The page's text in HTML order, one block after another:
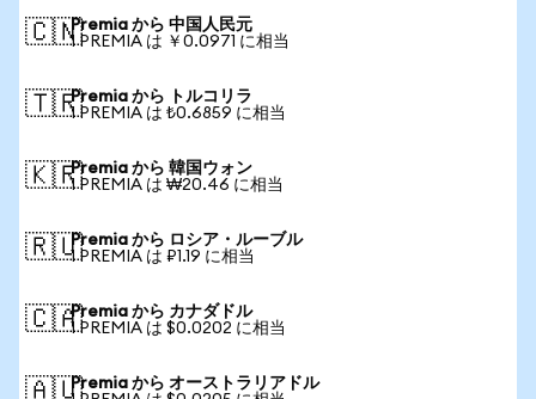
🇨🇳Premia から 中国人民元
1 PREMIA は ￥0.0971 に相当
🇹🇷Premia から トルコリラ
1 PREMIA は ₺0.6859 に相当
🇰🇷Premia から 韓国ウォン
1 PREMIA は ₩20.46 に相当
🇷🇺Premia から ロシア・ルーブル
1 PREMIA は ₽1.19 に相当
🇨🇦Premia から カナダドル
1 PREMIA は $0.0202 に相当
🇦🇺Premia から オーストラリアドル